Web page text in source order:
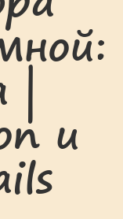
|
и